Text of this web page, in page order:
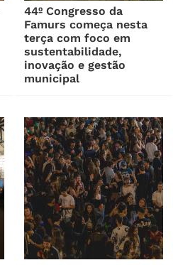
44º Congresso da
Famurs começa nesta
terça com foco em
sustentabilidade,
inovação e gestão
municipal